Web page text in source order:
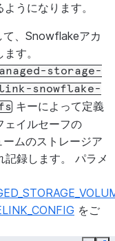
うになります。
、Snowflakeアカ
す。
storage-
snowflake-
キーによって定義
ェイルセーフの
ムのストレージア
記録します。 パラメ
をご